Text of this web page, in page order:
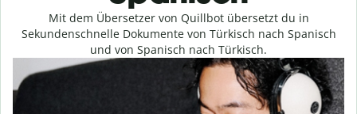
Mit dem Übersetzer von Quillbot übersetzt du in
Sekundenschnelle Dokumente von Türkisch nach Spanisch
und von Spanisch nach Türkisch.